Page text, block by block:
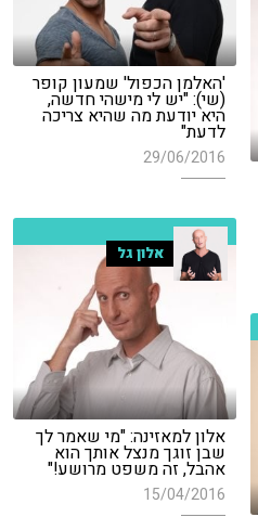
'האלמן הכפול' שמעון קופר
(שי): "יש לי מישהי חדשה,
היא יודעת מה שהיא צריכה
לדעת"
29/06/2016
אלון גל
אלון למאזינה: "מי שאמר לך
שבן זוגך מנצל אותך הוא
אהבל, זה משפט מרושע!"
15/04/2016